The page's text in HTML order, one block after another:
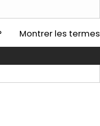
Montrer les termes